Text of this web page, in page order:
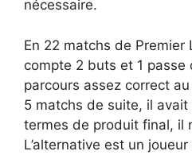
nécessaire.
En 22 matchs de
compte 2 buts et 1 passe
parcours assez correct
5 matchs de suite, il
termes de produit final, il
L’alternative est un